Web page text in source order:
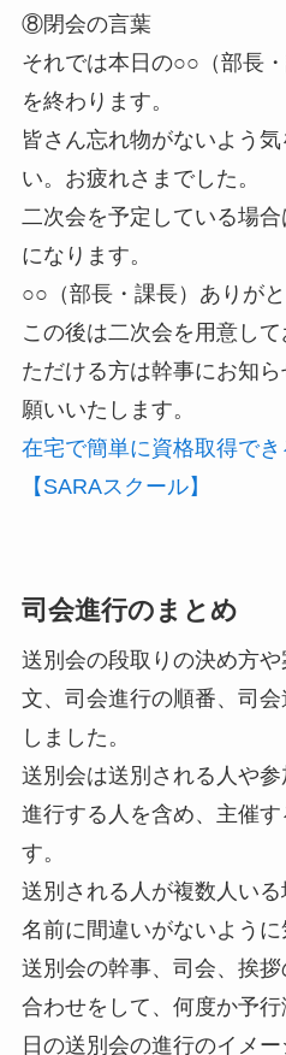
⑧閉会の言葉
それでは本日の○○（部長
を終わります。
皆さん忘れ物がないよう
い。お疲れさまでした。
二次会を予定している場
になります。
○○（部長・課長）ありが
この後は二次会を用意し
ただける方は幹事にお知
願いいたします。
在宅で簡単に資格取得で
【SARAスクール】
司会進行のまとめ
送別会の段取りの決め方
文、司会進行の順番、司
しました。
送別会は送別される人や
進行する人を含め、主催
す。
送別される人が複数人いる
名前に間違いがないように
送別会の幹事、司会、挨
合わせをして、何度か予
日の送別会の進行のイメ